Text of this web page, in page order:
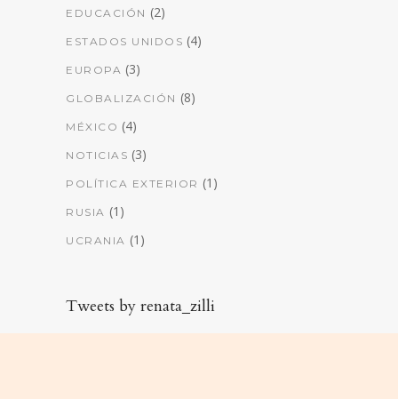
EDUCACIÓN (2)
ESTADOS UNIDOS (4)
EUROPA (3)
GLOBALIZACIÓN (8)
MÉXICO (4)
NOTICIAS (3)
POLÍTICA EXTERIOR (1)
RUSIA (1)
UCRANIA (1)
Tweets by renata_zilli